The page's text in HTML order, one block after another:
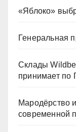
«Яблоко»
Генеральная
Склады
принимает по
Мародёрство
современной